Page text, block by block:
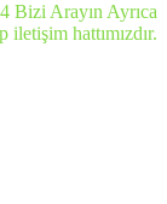
Bizi Arayın Ayrıca
iletişim hattımızdır.